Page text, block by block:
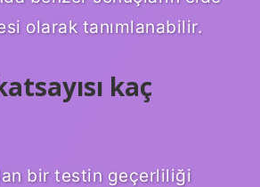
olarak tanımlanabilir.
kaç
bir testin geçerliliği